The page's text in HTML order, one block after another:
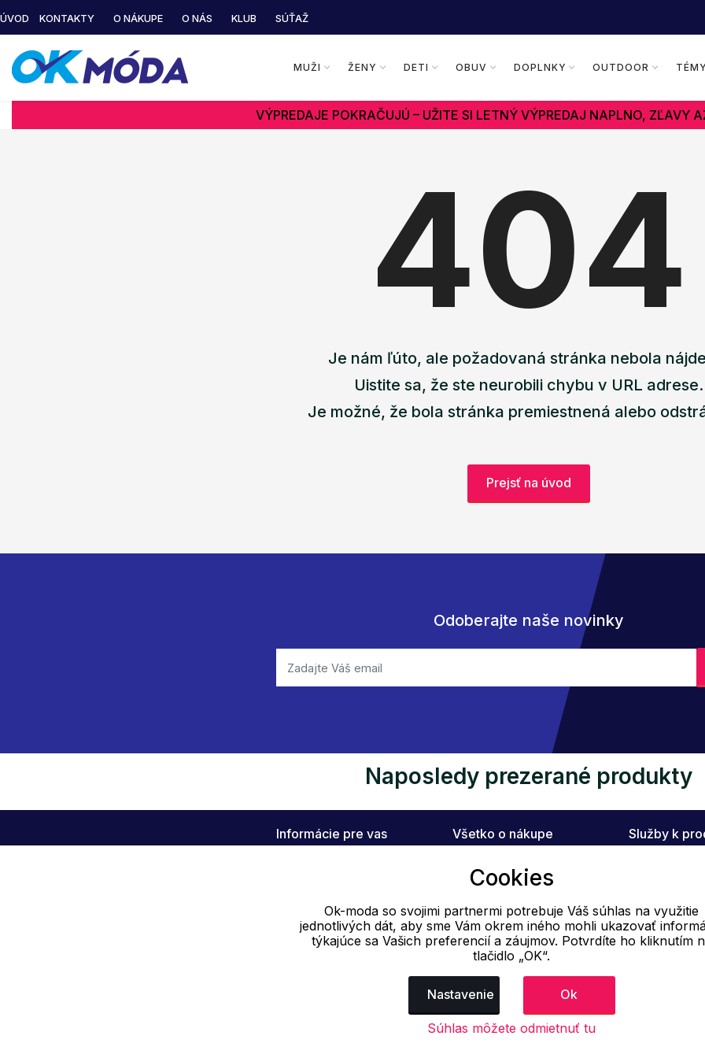
ÚVOD KONTAKTY O NÁKUPE O NÁS KLUB SÚŤAŽ
MUŽI ŽENY DETI OBUV DOPLNKY OUTDOOR TÉMY
VÝPREDAJE POKRAČUJÚ – UŽITE SI LETNÝ VÝPREDAJ NAPLNO, ZĽAVY
404
Je nám ľúto, ale požadovaná stránka nebola
Uistite sa, že ste neurobili chybu v URL adrese.
Je možné, že bola stránka premiestnená alebo
Prejsť na úvod
Odoberajte naše novinky
Naposledy prezerané produkty
Informácie pre vas
Všetko o nákupe
Ako vytvoriť objednávku
Obchodné podmienky
Doprava
Výmena tovaru
Reklamačný poriadok
Služby k
E-mail
Online
Cookies
Ok-moda so svojimi partnermi potrebuje Váš súhlas na využitie
jednotlivých dát, aby sme Vám okrem iného mohli ukazovať
týkajúce sa Vašich preferencií a záujmov. Potvrdíte ho kliknutím
tlačidlo „OK“.
Nastavenie Ok
Súhlas môžete odmietnuť tu